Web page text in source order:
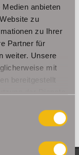
anbieten
zu
zu Ihrer
Partner für
weiter. Unsere
mit
bereitgestellt
Legefeld
Am Ettersberg
Immobilien Am
Am